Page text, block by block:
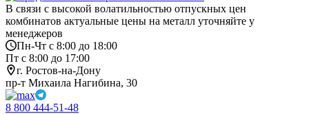
В связи с высокой волатильностью отпускных цен
комбинатов актуальные цены на металл уточняйте у
менеджеров
Пн-Чт с 8:00 до 18:00
Пт с 8:00 до 17:00
г. Ростов-на-Дону
пр-т Михаила Нагибина, 30
8 800 444-51-48